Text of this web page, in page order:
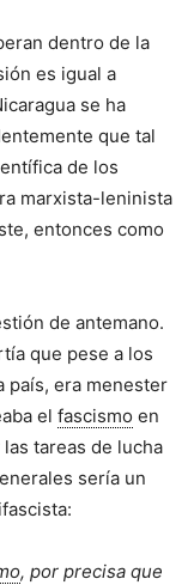
dentro de la
es igual a
se ha
que tal
de los
marxista-leninista
entonces como
de antemano.
que pese a los
país, era menester
el fascismo en
tareas de lucha
sería un
, por precisa que